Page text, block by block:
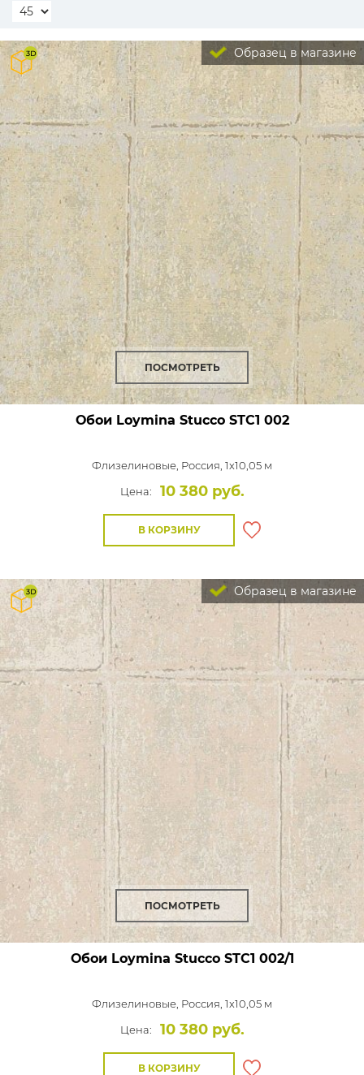
Образец в магазине
ПОСМОТРЕТЬ
Обои Loymina StuccoSTC1 002
Флизелиновые, Россия, 1x10,05 м
Цена:
10 380 руб.
В КОРЗИНУ
Образец в магазине
ПОСМОТРЕТЬ
Обои Loymina StuccoSTC1 002/1
Флизелиновые, Россия, 1x10,05 м
Цена:
10 380 руб.
В КОРЗИНУ